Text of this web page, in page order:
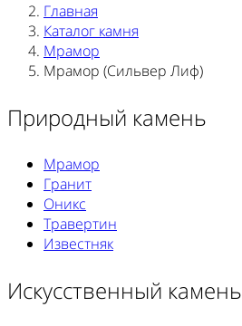
Главная
Каталог камня
Мрамор
Мрамор (Сильвер Лиф)
Природный камень
Мрамор
Гранит
Оникс
Травертин
Известняк
Искусственный камень